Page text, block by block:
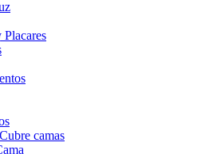
Placares
camas